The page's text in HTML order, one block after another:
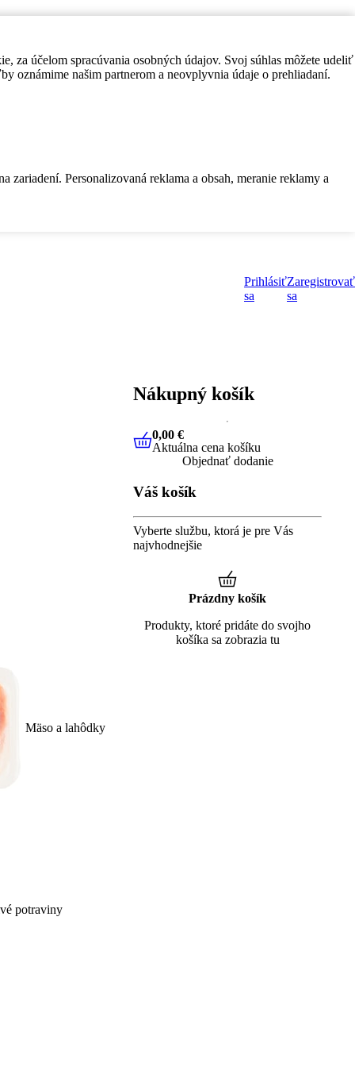
za účelom spracúvania osobných údajov. Svoj súhlas môžete udeliť
oznámime našim partnerom a neovplyvnia údaje o prehliadaní.
Personalizovaná reklama a obsah, meranie reklamy a
Prihlásiť
sa
Zaregistrovať
sa
Mäso a lahôdky
potraviny
Nákupný košík
0,00 €Aktuálna cena košíku
0,00 €
Aktuálna cena košíku
Objednať dodanie
Váš košík
Vyberte službu, ktorá je pre Vás
najvhodnejšie
Prázdny košík
Produkty, ktoré pridáte do svojho
košíka sa zobrazia tu